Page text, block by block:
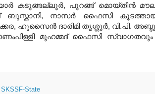
കടുങ്ങല്ലൂര്‍, പുറങ്ങ് മൊയ്തീന്‍
ബുസ്താനി, നാസര്‍ ഫൈസി
ഹുസൈന്‍ ദാരിമി തൃശ്ശൂര്‍, വി.പി. അബ്ദു
ഓണംപിള്ളി മുഹമ്മദ് ഫൈസി
SKSSF-State